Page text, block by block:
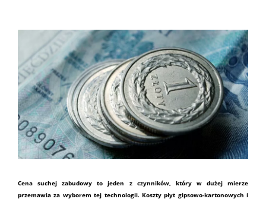
Cena suchej zabudowy to jeden z czynników, który w dużej mierze
przemawia za wyborem tej technologii. Koszty płyt gipsowo-kartonowych i